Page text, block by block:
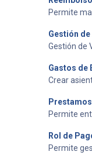
Permite
Gestión
Gestión de
Gastos de
Crear
Permite
Rol de
Permite